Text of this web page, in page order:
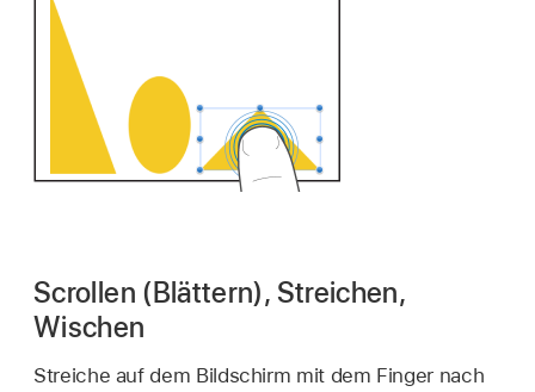
Scrollen (Blättern), Streichen,
Wischen
Streiche auf dem Bildschirm mit dem Finger nach